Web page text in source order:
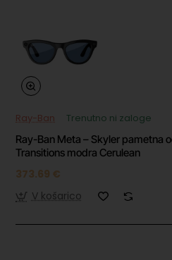
Ray-Ban
Trenutno ni zaloge
Ray-Ban Meta – Skyler pametna
Transitions modra Cerulean
373.69 €
V košarico